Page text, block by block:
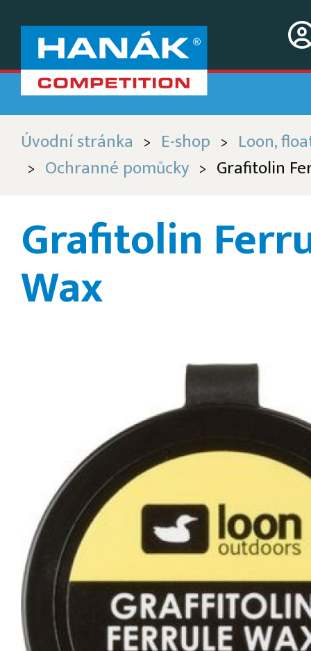
Úvodní stránka > E-shop > Loon,
> Ochranné pomůcky > Grafitolin
Grafitolin
Wax